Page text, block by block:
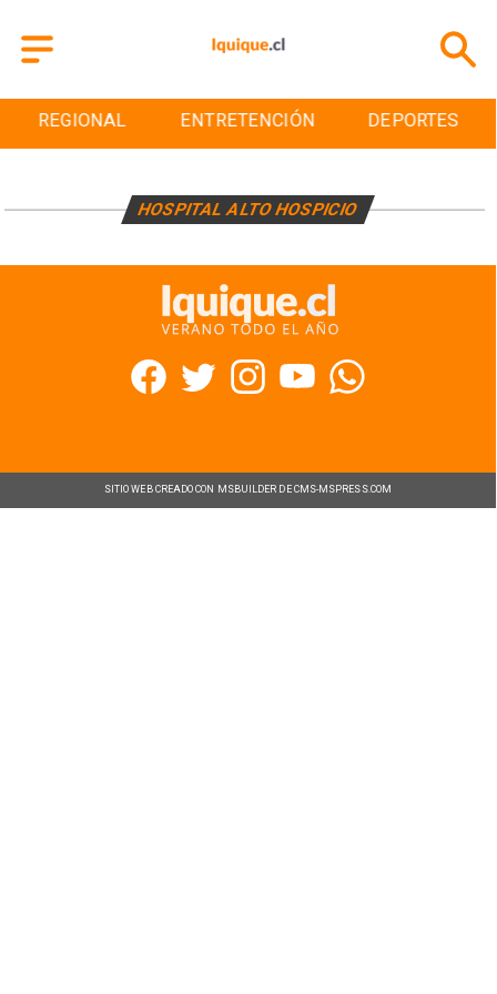
REGIONAL ENTRETENCIÓN DEPORTES
HOSPITAL ALTO HOSPICIO
SITIO WEB CREADO CON MSBUILDER DE CMS-MSPRESS.COM